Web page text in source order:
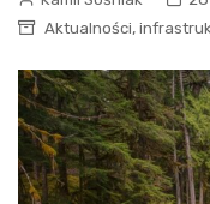
Aktualności,